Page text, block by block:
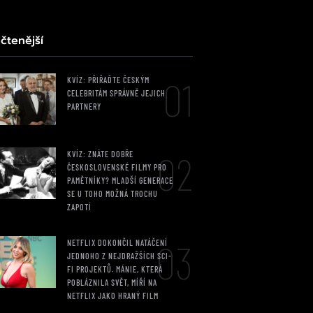
KVÍZ: PŘIŘAĎTE ČESKÝM
CELEBRITÁM SPRÁVNĚ JEJICH
PARTNERY
01
KVÍZ: ZNÁTE DOBŘE
ČESKOSLOVENSKÉ FILMY PRO
PAMĚTNÍKY? MLADŠÍ GENERACE
SE U TOHO MOŽNÁ TROCHU
ZAPOTÍ
02
NETFLIX DOKONČIL NATÁČENÍ
JEDNOHO Z NEJDRAŽŠÍCH SCI-
FI PROJEKTŮ. MÁNIE, KTERÁ
POBLÁZNILA SVĚT, MÍŘÍ NA
NETFLIX JAKO HRANÝ FILM
03